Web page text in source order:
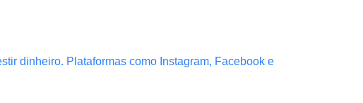
dinheiro. Plataformas como Instagram, Facebook e